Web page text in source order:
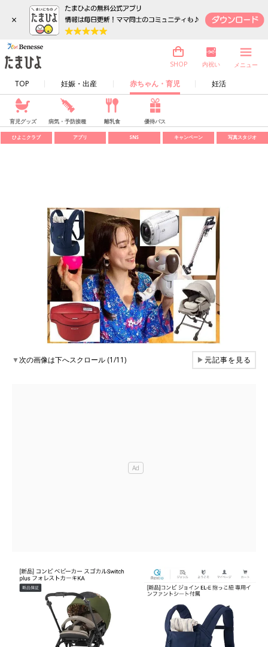
×
TOP 妊娠・出産 赤ちゃん・育児 妊活
SHOP 内祝い メニュー
育児グッズ 病気・予防接種 離乳食 優待パス
ひよこクラブ アプリ SNS キャンペーン 写真スタジオ
▼次の画像は下へスクロール (1/11) ▶元記事を見る